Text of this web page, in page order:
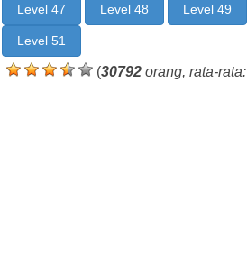
Level 47 Level 48 Level 49
Level 51
(30792 orang, rata-rata: